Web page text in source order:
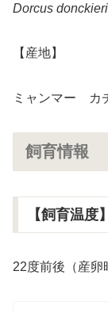
Dorcus
【産地】
ミャンマー カ
飼育情報
【飼育温度】
22度前後（産卵